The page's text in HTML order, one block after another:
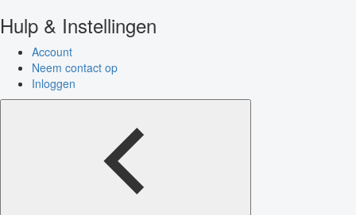
Hulp & Instellingen
Account
Neem contact op
Inloggen